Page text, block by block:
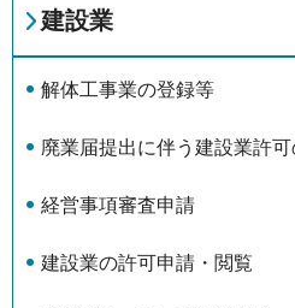
建設業
解体工事業の登録等
廃業届提出に伴う建設業許可
経営事項審査申請
建設業の許可申請・閲覧